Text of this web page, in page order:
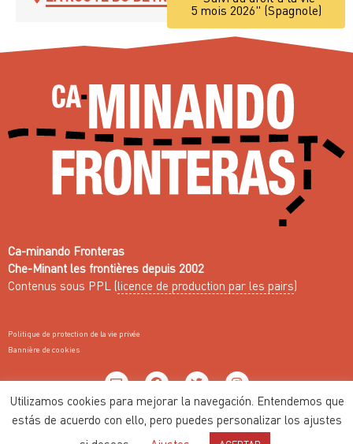
5 mois 2026" (Spagnole)
Ca-minando Fronteras
Che-Minant les frontières depuis 2002
Contenus sous PPL (licence de production par les pairs)
Politique de protection de la vie privée
Bannière de cookies
Web fait avec ♥ par Nodo Común
Utilizamos cookies para mejorar la navegación. Entendemos que
estás de acuerdo con ello, pero puedes personalizar los ajustes